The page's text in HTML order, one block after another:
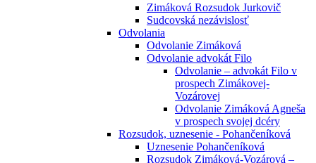
Zimáková Rozsudok Jurkovič
Sudcovská nezávislosť
Odvolania
Odvolanie Zimáková
Odvolanie advokát Filo
Odvolanie – advokát Filo v
prospech Zimákovej-
Vozárovej
Odvolanie Zimáková Agneša
v prospech svojej dcéry
Rozsudok, uznesenie - Pohančeníková
Uznesenie Pohančeníková
Rozsudok Zimáková-Vozárová –